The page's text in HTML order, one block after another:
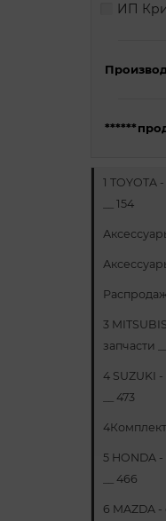
ИП
1 TOYOTA
__ 154
3
запчасти
4 SUZUKI
__ 473
5 HONDA
__ 466
6 MAZDA